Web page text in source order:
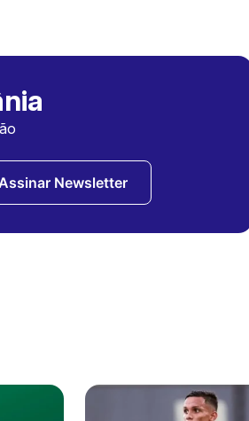
Assinar Newsletter